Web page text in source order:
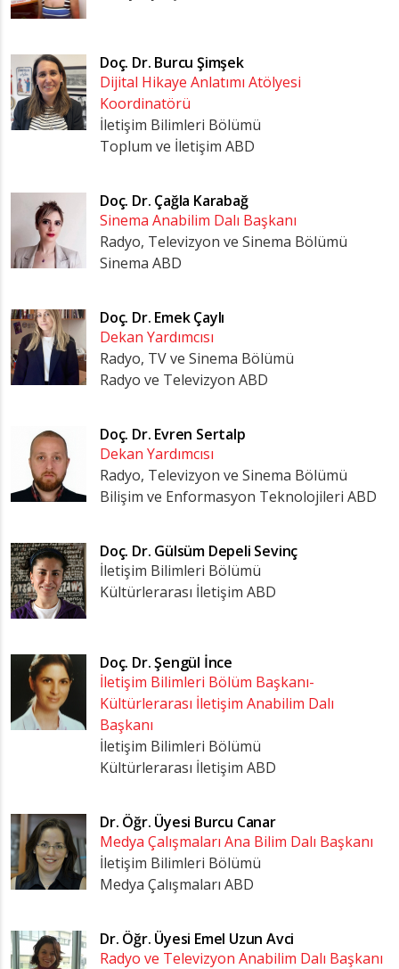
Doç. Dr. Burcu Şimşek
Dijital Hikaye Anlatımı Atölyesi
Koordinatörü
İletişim Bilimleri Bölümü
Toplum ve İletişim ABD
Doç. Dr. Çağla Karabağ
Sinema Anabilim Dalı Başkanı
Radyo, Televizyon ve Sinema Bölümü
Sinema ABD
Doç. Dr. Emek Çaylı
Dekan Yardımcısı
Radyo, TV ve Sinema Bölümü
Radyo ve Televizyon ABD
Doç. Dr. Evren Sertalp
Dekan Yardımcısı
Radyo, Televizyon ve Sinema Bölümü
Bilişim ve Enformasyon Teknolojileri ABD
Doç. Dr. Gülsüm Depeli Sevinç
İletişim Bilimleri Bölümü
Kültürlerarası İletişim ABD
Doç. Dr.Şengül İnce
İletişim Bilimleri Bölüm Başkanı-
Kültürlerarası İletişim Anabilim Dalı
Başkanı
İletişim Bilimleri Bölümü
Kültürlerarası İletişim ABD
Dr. Öğr. Üyesi Burcu Canar
Medya Çalışmaları Ana Bilim Dalı Başkanı
İletişim Bilimleri Bölümü
Medya Çalışmaları ABD
Dr. Öğr. Üyesi Emel Uzun Avci
Radyo ve Televizyon Anabilim Dalı Başkanı